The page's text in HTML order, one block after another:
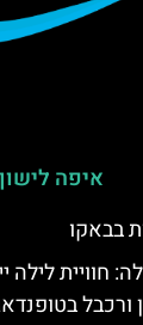
איפה
בבאקו
חוויית
ורכבל